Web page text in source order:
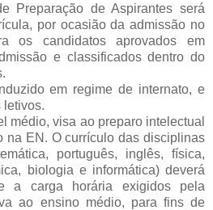
Preparação de Aspirantes será
por ocasião da admissão no
os candidatos aprovados em
e classificados dentro do
em regime de internato, e
letivos.
médio, visa ao preparo intelectual
na EN. O currículo das disciplinas
português, inglês, física,
biologia e informática) deverá
a carga horária exigidos pela
ao ensino médio, para fins de